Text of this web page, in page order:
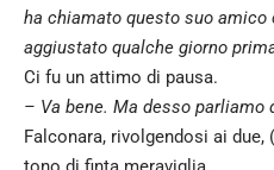
ha chiamato questo suo
aggiustato qualche giorno
Ci fu un attimo di pausa.
– Va bene. Ma desso parliamo
Falconara, rivolgendosi ai